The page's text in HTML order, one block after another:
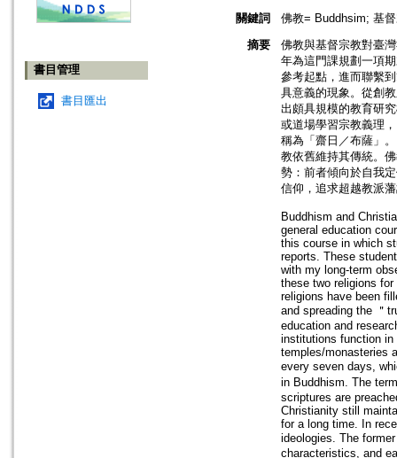
書目管理
書目匯出
關鍵詞
佛教= Buddhsim; 基
摘要
佛教與基督宗教對臺
年為這門課規劃一項
參考起點，進而聯繫
具意義的現象。從創
出頗具規模的教育研
或道場學習宗教義理
稱為「齋日／布薩」
教依舊維持其傳統。
勢：前者傾向於自我
信仰，追求超越教派
Buddhism and
general education
this course in which
reports. These
with my long-term
these two religions
religions have been
and spreading the ＂
education and
institutions function in
temples/monasteries
every seven days,
in Buddhism. The
scriptures are
Christianity still
for a long time. In
ideologies. The
characteristics, and